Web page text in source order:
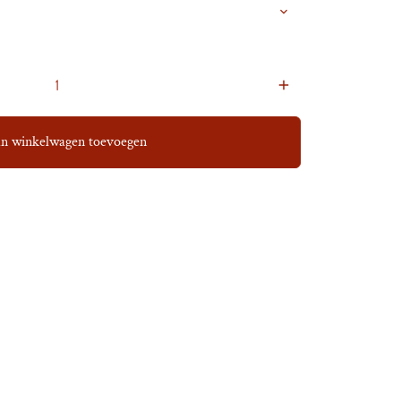
add
winkelwagen toevoegen